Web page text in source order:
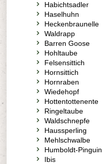
Habichtsadler
Haselhuhn
Heckenbraunelle
Waldrapp
Barren Goose
Hohltaube
Felsensittich
Hornsittich
Hornraben
Wiedehopf
Hottentottenente
Ringeltaube
Waldschnepfe
Haussperling
Mehlschwalbe
Humboldt-Pinguin
Ibis